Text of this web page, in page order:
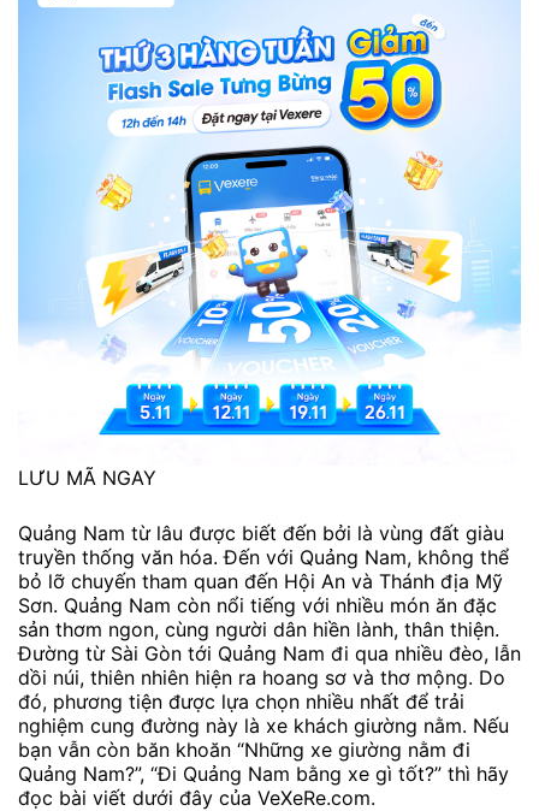
LƯU MÃ NGAY
Quảng Nam từ lâu được biết đến bởi là vùng đất giàu
truyền thống văn hóa. Đến với Quảng Nam, không thể
bỏ lỡ chuyến tham quan đến Hội An và Thánh địa Mỹ
Sơn. Quảng Nam còn nổi tiếng với nhiều món ăn đặc
sản thơm ngon, cùng người dân hiền lành, thân thiện.
Đường từ Sài Gòn tới Quảng Nam đi qua nhiều đèo, lẫn
dồi núi, thiên nhiên hiện ra hoang sơ và thơ mộng. Do
đó, phương tiện được lựa chọn nhiều nhất để trải
nghiệm cung đường này là xe khách giường nằm. Nếu
bạn vẫn còn băn khoăn “Những xe giường nằm đi
Quảng Nam?”, “Đi Quảng Nam bằng xe gì tốt?” thì hãy
đọc bài viết dưới đây của VeXeRe.com.